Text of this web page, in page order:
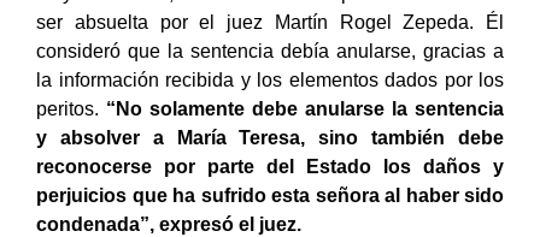
mayo del 2016, María Teresa recuperó su libertad al
ser absuelta por el juez Martín Rogel Zepeda. Él
consideró que la sentencia debía anularse, gracias a
la información recibida y los elementos dados por los
peritos.
y absolver a María Teresa, sino también debe
reconocerse por parte del Estado los daños y
perjuicios que ha sufrido esta señora al haber sido